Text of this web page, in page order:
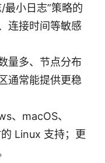
最小日志”策略的
连接时间等敏感
量多、节点分布
通常能提供更稳
、macOS、
Linux 支持；更